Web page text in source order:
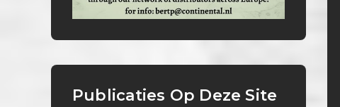
Publicaties Op Deze Site